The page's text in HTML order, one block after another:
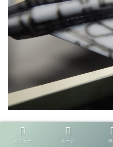
グレーのサーフェーサーを
メニュー ホーム